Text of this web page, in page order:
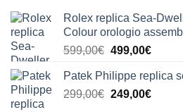
Rolex replica Sea-
Colour orologio
599,00€ Il
originale
era:
499,00€Il
è:
Patek Philippe replica
299,00€ Il
249,00€Il